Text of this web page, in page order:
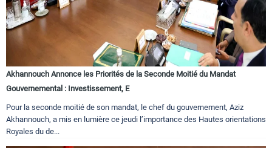
Akhannouch Annonce les Priorités de la Seconde Moitié du Mandat
Gouvernemental : Investissement, E
Pour la seconde moitié de son mandat, le chef du gouvernement, Aziz
Akhannouch, a mis en lumière ce jeudi l’importance des Hautes orientations
Royales du de...